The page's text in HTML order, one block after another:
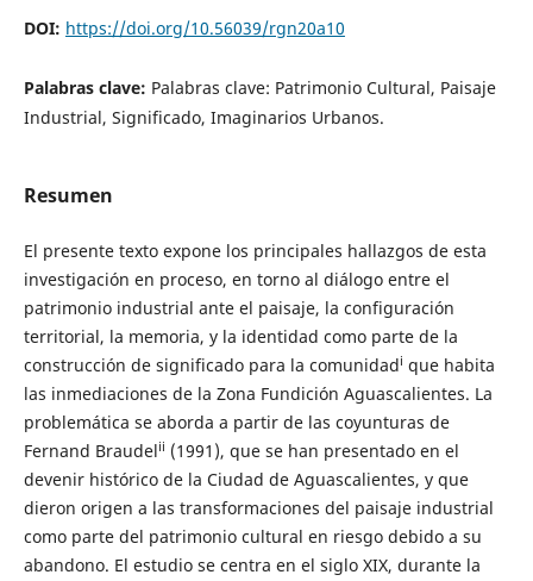
DOI: https://doi.org/10.56039/rgn20a10
Palabras clave: Palabras clave: Patrimonio Cultural, Paisaje
Industrial, Significado, Imaginarios Urbanos.
Resumen
El presente texto expone los principales hallazgos de esta
investigación en proceso, en torno al diálogo entre el
patrimonio industrial ante el paisaje, la configuración
territorial, la memoria, y la identidad como parte de la
construcción de significado para la comunidadi que habita
las inmediaciones de la Zona Fundición Aguascalientes. La
problemática se aborda a partir de las coyunturas de
Fernand Braudelii (1991), que se han presentado en el
devenir histórico de la Ciudad de Aguascalientes, y que
dieron origen a las transformaciones del paisaje industrial
como parte del patrimonio cultural en riesgo debido a su
abandono. El estudio se centra en el siglo XIX, durante la